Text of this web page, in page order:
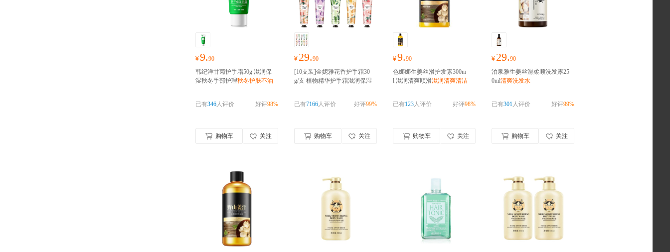
¥9.90
韩纪洋甘菊护手霜50g 滋润保
湿秋冬手部护理秋冬护肤不油
已有346人评价 好评98%
购物车 关注
¥ 29.90
[10支装]金妮雅花香护手霜30
g/支 植物精华护手霜滋润保湿
已有7166人评价 好评99%
购物车 关注
¥9.90
色娜娜生姜丝滑护发素300m
l 滋润清爽顺滑滋润清爽清洁
已有123人评价 好评98%
购物车 关注
¥ 29.90
泊泉雅生姜丝滑柔顺洗发露25
0ml清爽洗发水
已有301人评价 好评99%
购物车 关注